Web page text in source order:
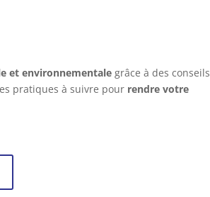
et environnementale grâce à des conseils
pratiques à suivre pour rendre votre